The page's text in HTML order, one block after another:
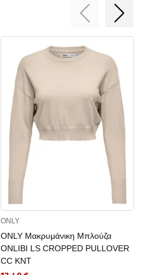
ONLY
ONLY Μακρυμάνικη Μπλούζα
ONLIBI LS CROPPED PULLOVER
CC KNT